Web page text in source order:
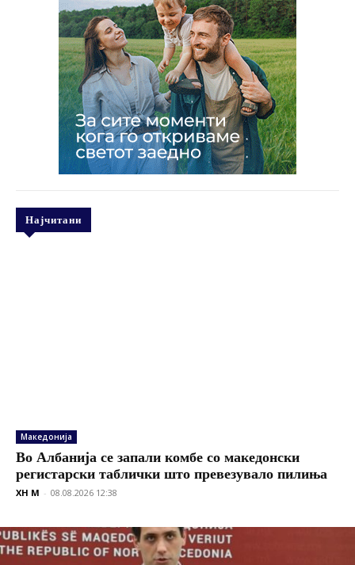
Најчитани
Македонија
Во Албанија се запали комбе со македонски
регистарски таблички што превезувало пилиња
XH M - 08.08.2026 12:38